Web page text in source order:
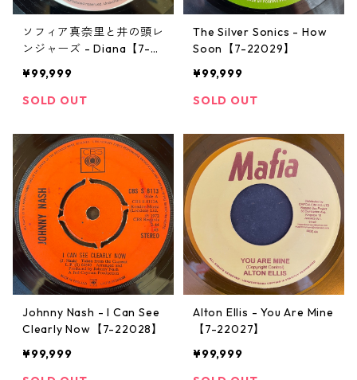
ソフィア真奈里と井の頭レ
ンジャーズ - Diana【7-2
¥99,999
SOLD OUT
The Silver Sonics - How
Soon【7-22029】
¥99,999
SOLD OUT
Johnny Nash - I Can See
Clearly Now【7-22028】
¥99,999
Alton Ellis - You Are Mine
【7-22027】
¥99,999